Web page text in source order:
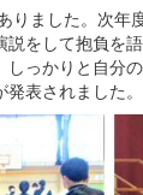
ました。次年
をして抱負を
っかりと自分
表されました。